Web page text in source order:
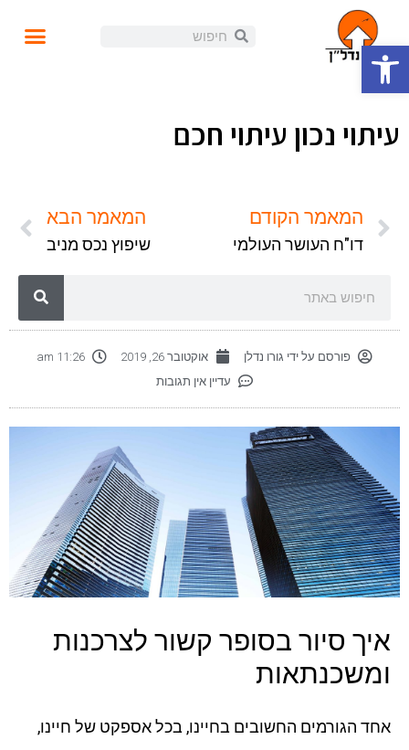
עיתוי נכון עיתוי חכם
המאמר הקודם
דו"ח העושר העולמי
המאמר הבא
שיפוץ נכס מניב
פורסם על ידי גורו נדלן אוקטובר 26, 2019
11:26 am
עדיין אין תגובות
איך סיור בסופר קשור לצרכנות
ומשכנתאות
אחד הגורמים החשובים בחיינו, בכל אספקט של חיינו,
פתח סרגל נגישות